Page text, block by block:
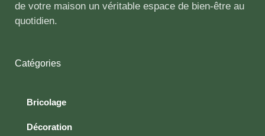
de votre maison un véritable espace de bien-être au
quotidien.
Catégories
Bricolage
Décoration